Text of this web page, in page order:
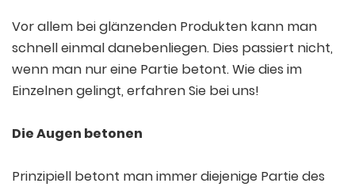
Vor allem bei glänzenden Produkten kann man
schnell einmal danebenliegen. Dies passiert nicht,
wenn man nur eine Partie betont. Wie dies im
Einzelnen gelingt, erfahren Sie bei uns!
Die Augen betonen
Prinzipiell betont man immer diejenige Partie des